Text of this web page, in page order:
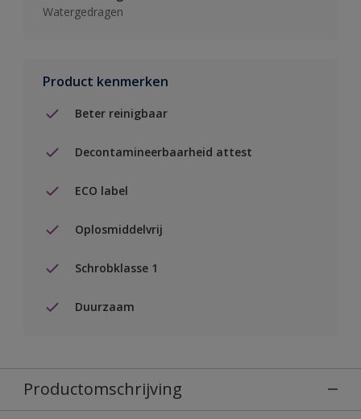
Watergedragen
Product kenmerken
Beter reinigbaar
Decontamineerbaarheid attest
ECO label
Oplosmiddelvrij
Schrobklasse 1
Duurzaam
Productomschrijving